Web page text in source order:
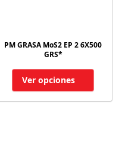
PM GRASA MoS2 EP 2 6X500
GRS*
Ver opciones